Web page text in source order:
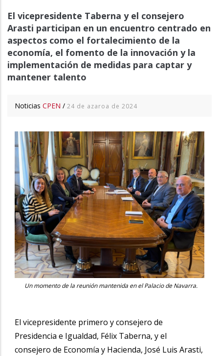
El vicepresidente Taberna y el consejero
Arasti participan en un encuentro centrado en
aspectos como el fortalecimiento de la
economía, el fomento de la innovación y la
implementación de medidas para captar y
mantener talento
Noticias CPEN / 24 de azaroa de 2024
Un momento de la reunión mantenida en el Palacio de Navarra.
El vicepresidente primero y consejero de
Presidencia e Igualdad, Félix Taberna, y el
consejero de Economía y Hacienda, José Luis Arasti,